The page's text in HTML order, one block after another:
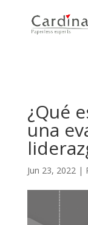
¿Qué
una
Jun 23, 2022|